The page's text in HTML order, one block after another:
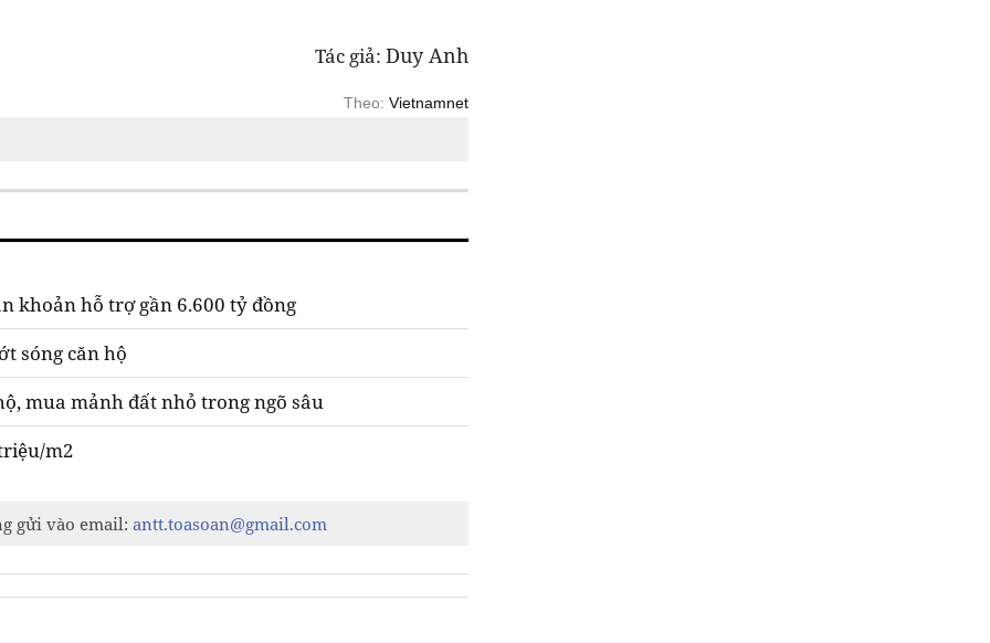
Tác giả: Duy Anh
Theo: Vietnamnet
khoản hỗ trợ gần 6.600 tỷ đồng
sóng căn hộ
mua mảnh đất nhỏ trong ngõ sâu
m2
gửi vào email: antt.toasoan@gmail.com